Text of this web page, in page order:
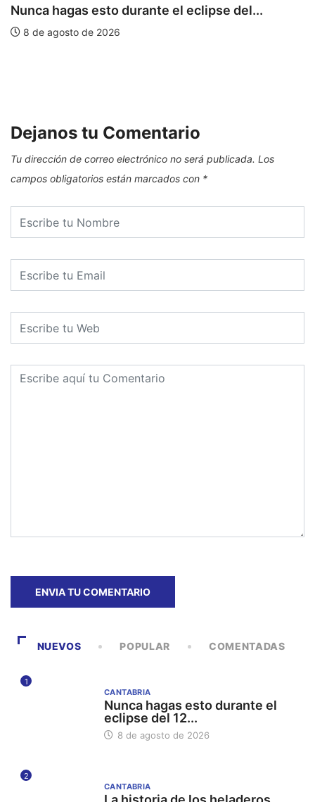
Nunca hagas esto durante el eclipse del...
8 de agosto de 2026
Dejanos tu Comentario
Tu dirección de correo electrónico no será publicada. Los
campos obligatorios están marcados con *
NUEVOS POPULAR COMENTADAS
1
CANTABRIA
Nunca hagas esto durante el
eclipse del 12...
8 de agosto de 2026
2
CANTABRIA